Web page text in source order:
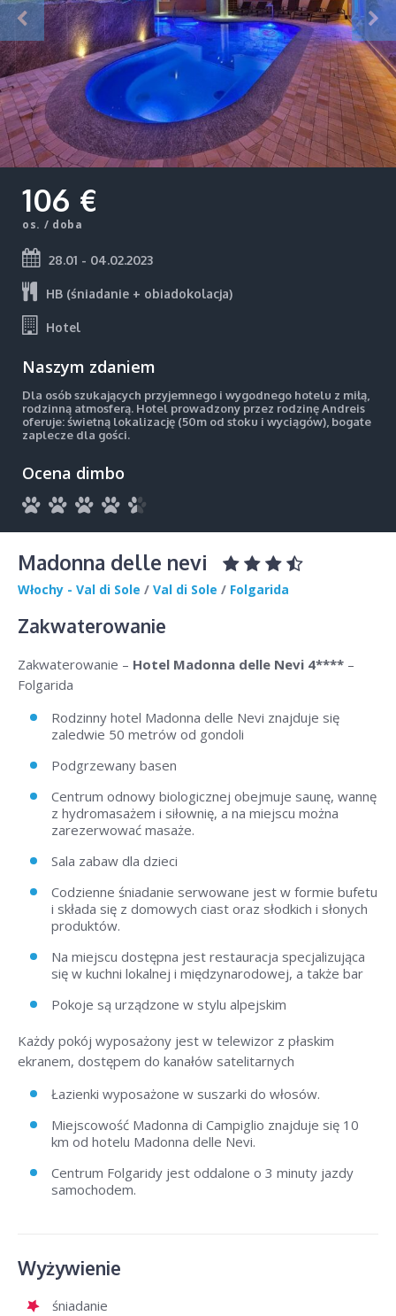
106 €
os. / doba
28.01 - 04.02.2023
HB (śniadanie + obiadokolacja)
Hotel
Naszym zdaniem
Dla osób szukających przyjemnego i wygodnego hotelu z miłą,
rodzinną atmosferą. Hotel prowadzony przez rodzinę Andreis
oferuje: świetną lokalizację (50m od stoku i wyciągów), bogate
zaplecze dla gości.
Ocena dimbo
Madonna delle nevi
Włochy - Val di Sole / Val di Sole / Folgarida
Zakwaterowanie
Zakwaterowanie – Hotel Madonna delle Nevi 4**** –
Folgarida
Rodzinny hotel Madonna delle Nevi znajduje się
zaledwie 50 metrów od gondoli
Podgrzewany basen
Centrum odnowy biologicznej obejmuje saunę, wannę
z hydromasażem i siłownię, a na miejscu można
zarezerwować masaże.
Sala zabaw dla dzieci
Codzienne śniadanie serwowane jest w formie bufetu
i składa się z domowych ciast oraz słodkich i słonych
produktów.
Na miejscu dostępna jest restauracja specjalizująca
się w kuchni lokalnej i międzynarodowej, a także bar
Pokoje są urządzone w stylu alpejskim
Każdy pokój wyposażony jest w telewizor z płaskim
ekranem, dostępem do kanałów satelitarnych
Łazienki wyposażone w suszarki do włosów.
Miejscowość Madonna di Campiglio znajduje się 10
km od hotelu Madonna delle Nevi.
Centrum Folgaridy jest oddalone o 3 minuty jazdy
samochodem.
Wyżywienie
śniadanie